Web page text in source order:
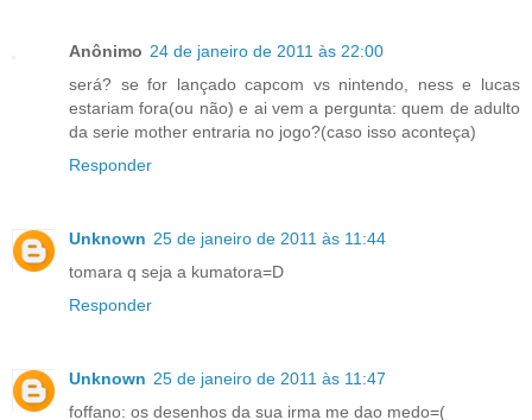
Anônimo 24 de janeiro de 2011 às 22:00
será? se for lançado capcom vs nintendo, ness e lucas
estariam fora(ou não) e ai vem a pergunta: quem de adulto
da serie mother entraria no jogo?(caso isso aconteça)
Responder
Unknown 25 de janeiro de 2011 às 11:44
tomara q seja a kumatora=D
Responder
Unknown 25 de janeiro de 2011 às 11:47
foffano: os desenhos da sua irma me dao medo=(